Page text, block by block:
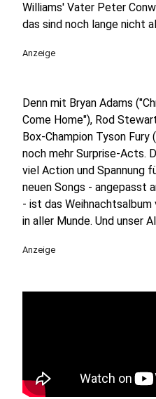
Williams' Vater Peter
das sind noch lange nicht
Anzeige
Denn mit Bryan Adams
Come Home"), Rod
Box-Champion Tyson Fury
noch mehr Surprise-Acts.
viel Action und Spannung
neuen Songs - angepasst
- ist das Weihnachtsalbum
in aller Munde. Und unser
Anzeige